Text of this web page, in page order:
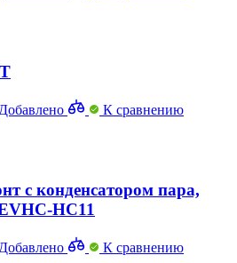
Добавлено К сравнению
с конденсатором пара,
HC11
Добавлено К сравнению